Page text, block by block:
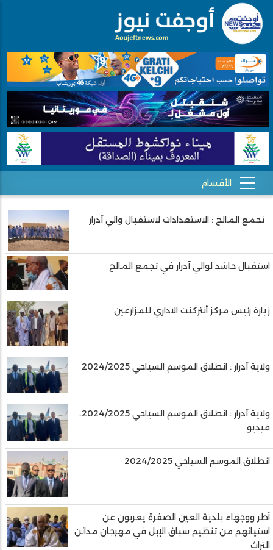
تجمع المالح : الاستعدادات لاستقبال والي آدرار
استقبال حاشد لوالي آدرار في تجمع المالح
زيارة رئيس مركز أنتركنت الاداري للمزارعين
ولاية آدرار : انطلاق الموسم السياحي 2024/2025
ولاية آدرار : انطلاق الموسم السياحي 2024/2025..
فيديو
انطلاق الموسم السياحي 2024/2025
أطر ووجهاء بلدية العين الصفرة يعربون عن
استيائهم من تنظيم سباق الإبل في مهرجان مدائن
التراث
Pagination